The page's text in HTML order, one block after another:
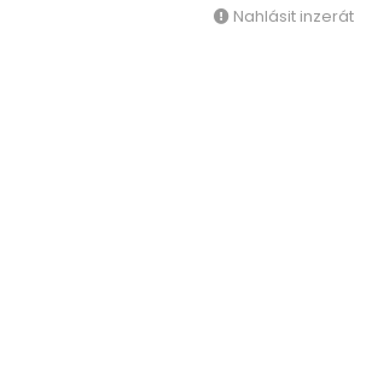
Nahlásit inzerát